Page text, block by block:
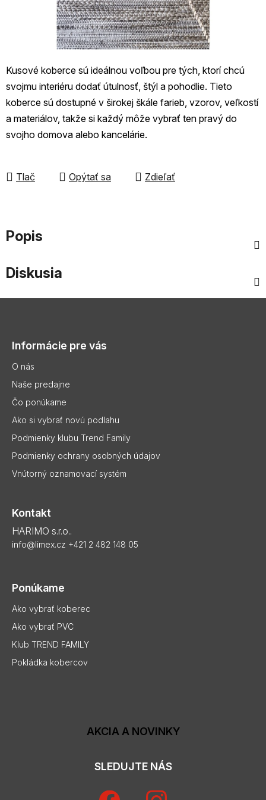
Kusové koberce sú ideálnou voľbou pre tých, ktorí chcú
svojmu interiéru dodať útulnosť, štýl a pohodlie. Tieto
koberce sú dostupné v širokej škále farieb, vzorov, veľkostí
a materiálov, takže si každý môže vybrať ten pravý do
svojho domova alebo kancelárie.
Tlač Opýtať sa Zdieľať
Popis
Diskusia
Informácie pre vás
O nás
Naše predajne
Čo ponúkame
Ako si vybrať novú podlahu
Podmienky klubu Trend Family
Podmienky ochrany osobných údajov
Vnútorný oznamovací systém
Kontakt
HARIMO s.r.o..
info@limex.cz +421 2 482 148 05
Ponúkame
Ako vybrať koberec
Ako vybrať PVC
Klub TREND FAMILY
Pokládka kobercov
AKCIA A NOVINKY
SLEDUJTE NÁS